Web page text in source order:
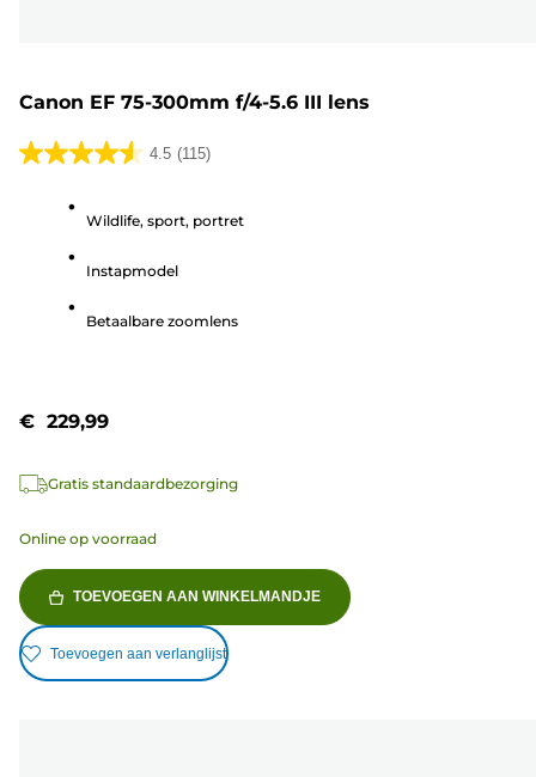
Canon EF 75-300mm f/4-5.6 III lens
4.5 (115)
4.5
sterren.
Wildlife, sport, portret
Instapmodel
Betaalbare zoomlens
€ 229,99
Gratis standaardbezorging
Online op voorraad
TOEVOEGEN AAN WINKELMANDJE
Toevoegen aan verlanglijst